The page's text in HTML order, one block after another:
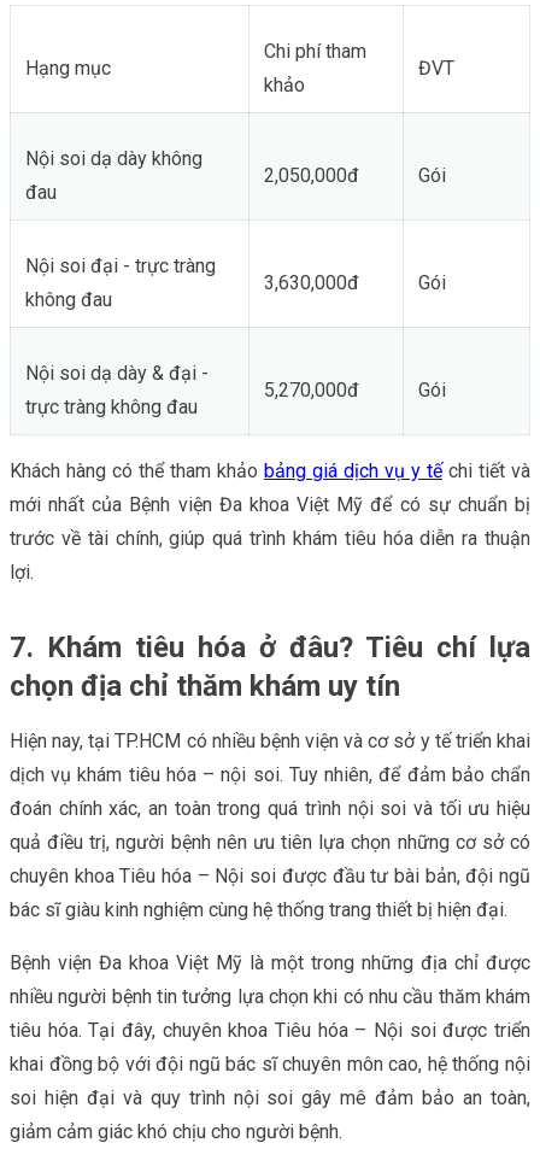
Hạng mục
Chi phí tham
khảo
ĐVT
Nội soi dạ dày không
đau
2,050,000đ Gói
Nội soi đại - trực tràng
không đau
3,630,000đ Gói
Nội soi dạ dày & đại -
trực tràng không đau
5,270,000đ Gói
Khách hàng có thể tham khảo bảng giá dịch vụ y tếchi tiết và
mới nhất của Bệnh viện Đa khoa Việt Mỹ để có sự chuẩn bị
trước về tài chính, giúp quá trình khám tiêu hóa diễn ra thuận
lợi.
7. Khám tiêu hóa ở đâu? Tiêu chí lựa
chọn địa chỉ thăm khám uy tín
Hiện nay, tại TP.HCM có nhiều bệnh viện và cơ sở y tế triển khai
dịch vụ khám tiêu hóa – nội soi. Tuy nhiên, để đảm bảo chẩn
đoán chính xác, an toàn trong quá trình nội soi và tối ưu hiệu
quả điều trị, người bệnh nên ưu tiên lựa chọn những cơ sở có
chuyên khoa Tiêu hóa – Nội soi được đầu tư bài bản, đội ngũ
bác sĩ giàu kinh nghiệm cùng hệ thống trang thiết bị hiện đại.
Bệnh viện Đa khoa Việt Mỹ là một trong những địa chỉ được
nhiều người bệnh tin tưởng lựa chọn khi có nhu cầu thăm khám
tiêu hóa. Tại đây, chuyên khoa Tiêu hóa – Nội soi được triển
khai đồng bộ với đội ngũ bác sĩ chuyên môn cao, hệ thống nội
soi hiện đại và quy trình nội soi gây mê đảm bảo an toàn,
giảm cảm giác khó chịu cho người bệnh.